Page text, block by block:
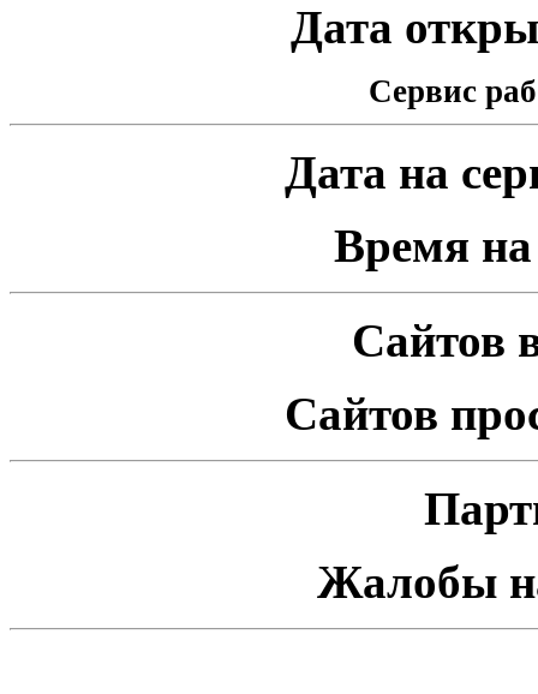
Дата
Сервис
Дата на
Время на
Сайтов
Сайтов
Жалобы